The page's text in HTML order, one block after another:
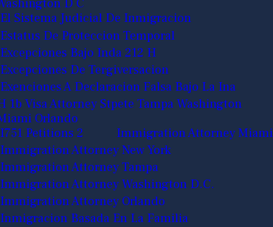
D C
El Sistema Judicial De Inmigracion
Estatus De Proteccion Temporal
Excepciones Bajo Inda 212 H
Excepciones De Tergiversacion
Exenciones A Declaracion Falsa Bajo La Ina
1b Visa Attorney Stpete Tampa Washington
Orlando
I751 Petitions 2
Immigration Attorney Miami
Immigration Attorney New York
Immigration Attorney Tampa
Immigration Attorney Washington D.C.
Immigration Attorney Orlando
Inmigracion Basada En La Familia